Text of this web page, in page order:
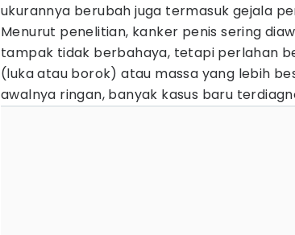
ukurannya berubah juga termasuk gejala
Menurut penelitian, kanker penis sering
tampak tidak berbahaya, tetapi perlahan
(luka atau borok) atau massa yang lebih
awalnya ringan, banyak kasus baru